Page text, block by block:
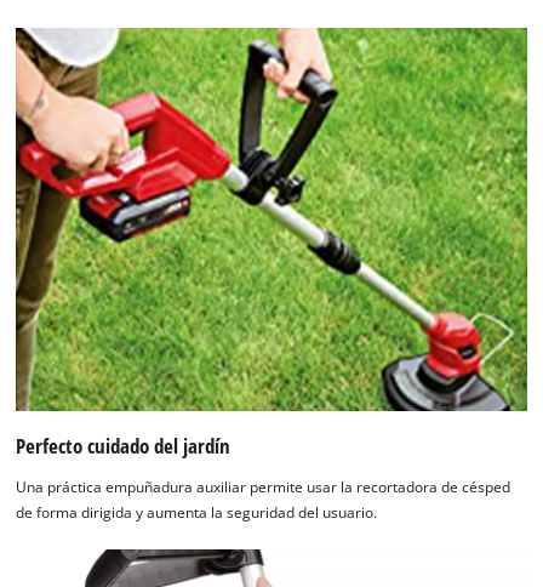
Perfecto cuidado del jardín
Una práctica empuñadura auxiliar permite usar la recortadora de césped
de forma dirigida y aumenta la seguridad del usuario.